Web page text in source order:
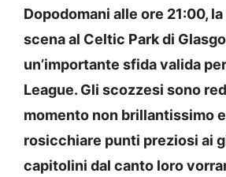
Dopodomani alle ore 21:00, la
scena al Celtic Park di
un’importante sfida valida
League. Gli scozzesi sono
momento non brillantissimo
rosicchiare punti preziosi ai
capitolini dal canto loro